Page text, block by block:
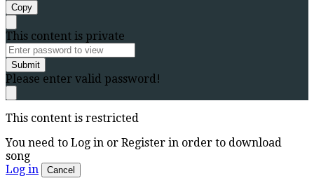
Copy
This content is private
Submit
Please enter valid password!
This content is restricted
You need to Log in or Register in order to download
song
Log in
Cancel